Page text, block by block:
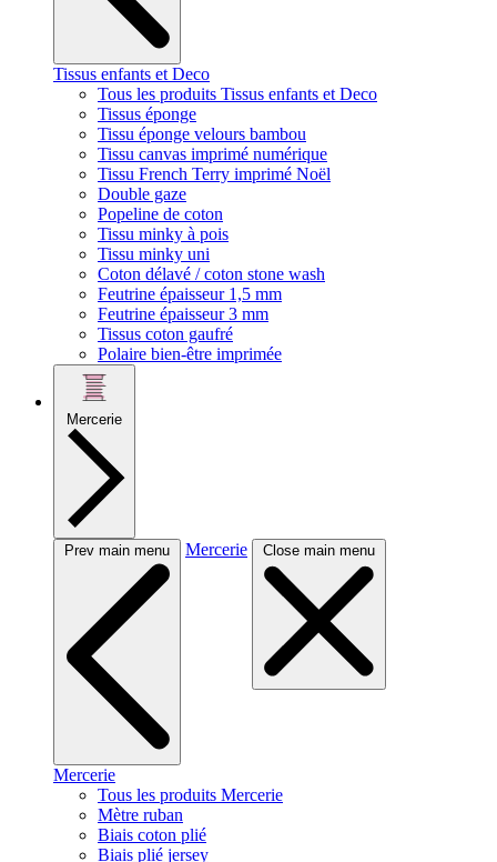
Tissus enfants et Deco
Tous les produits Tissus enfants et Deco
Tissus éponge
Tissu éponge velours bambou
Tissu canvas imprimé numérique
Tissu French Terry imprimé Noël
Double gaze
Popeline de coton
Tissu minky à pois
Tissu minky uni
Coton délavé / coton stone wash
Feutrine épaisseur 1,5 mm
Feutrine épaisseur 3 mm
Tissus coton gaufré
Polaire bien-être imprimée
Mercerie
Prev main menu Mercerie Close main menu
Mercerie
Tous les produits Mercerie
Mètre ruban
Biais coton plié
Biais plié jersey